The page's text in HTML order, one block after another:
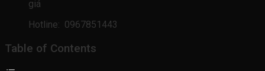
giá
Hotline: 0967851443
Table of Contents